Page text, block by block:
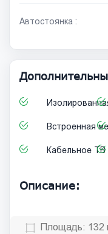
Автостоянка :
Встроенная
Кабельное ТВ
Описание:
Площадь: 132